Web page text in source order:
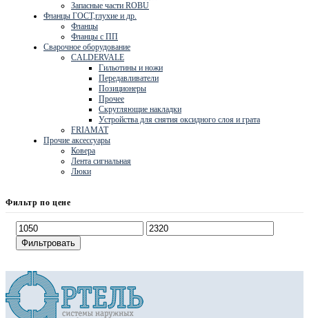
Запасные части ROBU
Фланцы ГОСТ,глухие и др.
Фланцы
Фланцы с ПП
Сварочное оборудование
CALDERVALE
Гильотины и ножи
Передавливатели
Позиционеры
Прочее
Скругляющие накладки
Устройства для снятия оксидного слоя и грата
FRIAMAT
Прочие аксессуары
Ковера
Лента сигнальная
Люки
Фильтр по цене
Фильтровать